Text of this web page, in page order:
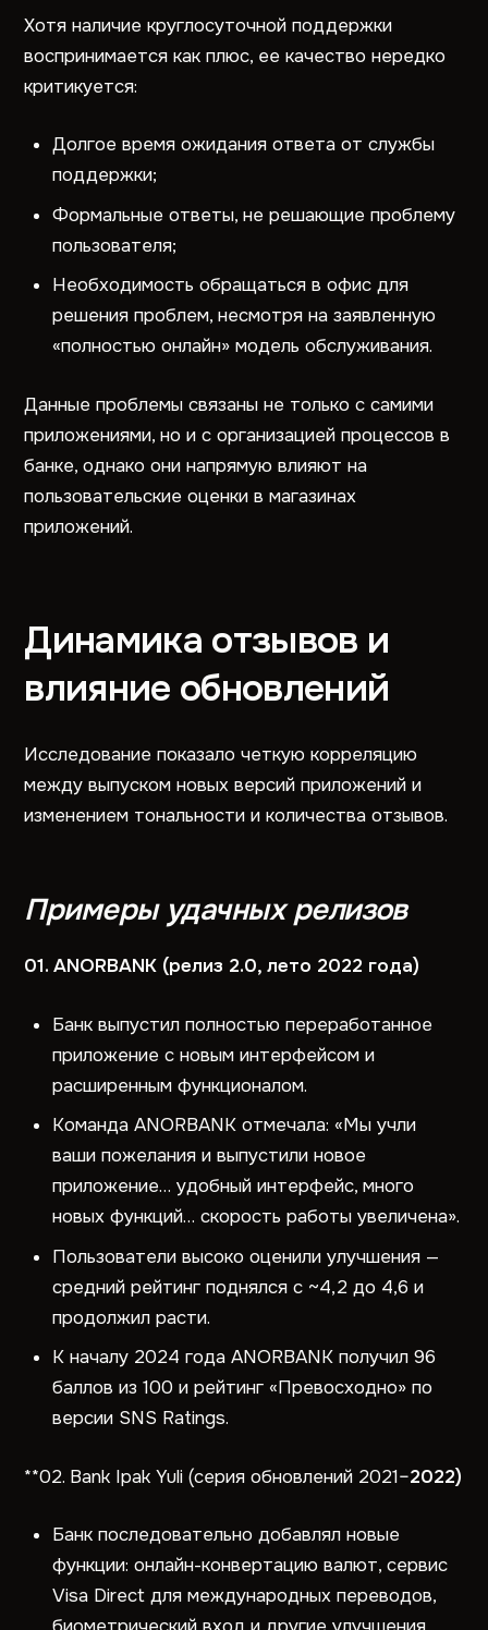
Хотя наличие круглосуточной поддержки
воспринимается как плюс, ее качество нередко
критикуется:
Долгое время ожидания ответа от службы
поддержки;
Формальные ответы, не решающие проблему
пользователя;
Необходимость обращаться в офис для
решения проблем, несмотря на заявленную
«полностью онлайн» модель обслуживания.
Данные проблемы связаны не только с самими
приложениями, но и с организацией процессов в
банке, однако они напрямую влияют на
пользовательские оценки в магазинах
приложений.
Динамика отзывов и
влияние обновлений
Исследование показало четкую корреляцию
между выпуском новых версий приложений и
изменением тональности и количества отзывов.
Примеры удачных релизов
01. ANORBANK (релиз 2.0, лето 2022 года)
Банк выпустил полностью переработанное
приложение с новым интерфейсом и
расширенным функционалом.
Команда ANORBANK отмечала: «Мы учли
ваши пожелания и выпустили новое
приложение… удобный интерфейс, много
новых функций… скорость работы увеличена».
Пользователи высоко оценили улучшения —
средний рейтинг поднялся с ~4,2 до 4,6 и
продолжил расти.
К началу 2024 года ANORBANK получил 96
баллов из 100 и рейтинг «Превосходно» по
версии SNS Ratings.
**02. Bank Ipak Yuli (серия обновлений 2021–2022)
Банк последовательно добавлял новые
функции: онлайн-конвертацию валют, сервис
Visa Direct для международных переводов,